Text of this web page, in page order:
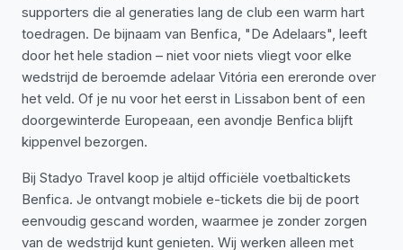
supporters die al generaties lang de club een warm hart
toedragen. De bijnaam van Benfica, "De Adelaars", leeft
door het hele stadion – niet voor niets vliegt voor elke
wedstrijd de beroemde adelaar Vitória een ereronde over
het veld. Of je nu voor het eerst in Lissabon bent of een
doorgewinterde Europeaan, een avondje Benfica blijft
kippenvel bezorgen.
Bij Stadyo Travel koop je altijd officiële voetbaltickets
Benfica. Je ontvangt mobiele e-tickets die bij de poort
eenvoudig gescand worden, waarmee je zonder zorgen
van de wedstrijd kunt genieten. Wij werken alleen met